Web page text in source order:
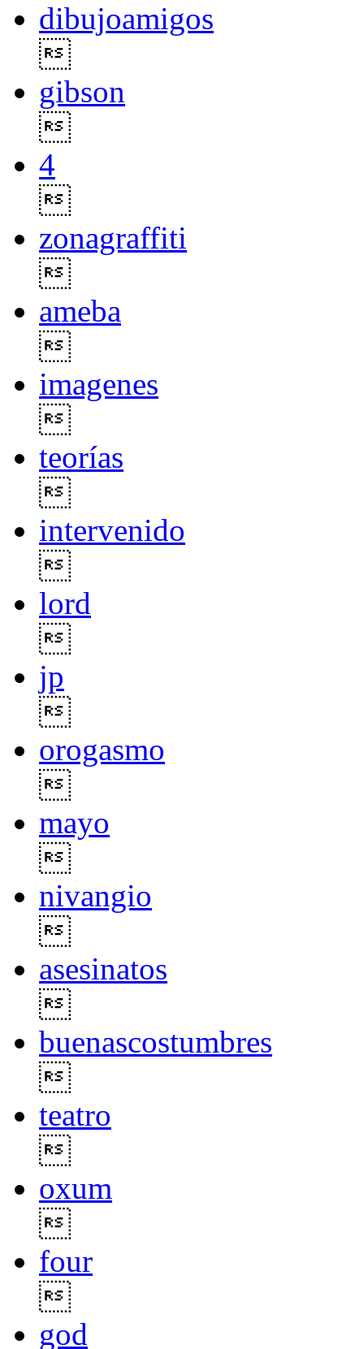
dibujoamigos
gibson
4
zonagraffiti
ameba
imagenes
teorías
intervenido
lord
jp
orogasmo
mayo
nivangio
asesinatos
buenascostumbres
teatro
oxum
four
god